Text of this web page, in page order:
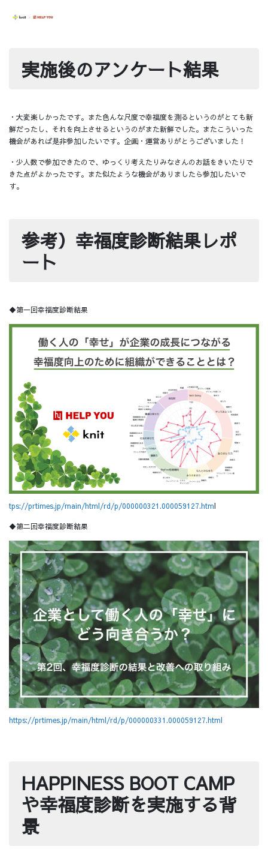
実施後のアンケート結果
・大変楽しかったです。また色んな尺度で幸福度を測るというのがとても新
鮮だったし、それを向上させるというのがまた新鮮でした。またこういった
機会があれば是非参加したいです。企画・運営ありがとうございました！
・少人数で参加できたので、ゆっくり考えたりみなさんのお話をきいたりで
きた点がよかったです。また似たような機会がありましたら参加したいで
す。
参考）幸福度診断結果レポ
ート
◆第一回幸福度診断結果
tps://prtimes.jp/main/html/rd/p/000000321.000059127.html
◆第二回幸福度診断結果
https://prtimes.jp/main/html/rd/p/000000331.000059127.html
HAPPINESS BOOT CAMP
や幸福度診断を実施する背
景